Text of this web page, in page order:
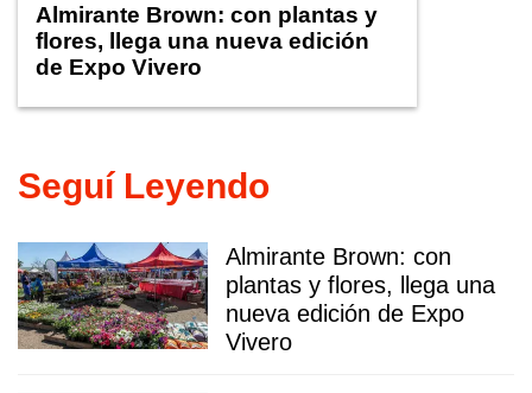
Almirante Brown: con plantas y
flores, llega una nueva edición
de Expo Vivero
Seguí Leyendo
Almirante Brown: con
plantas y flores, llega una
nueva edición de Expo
Vivero